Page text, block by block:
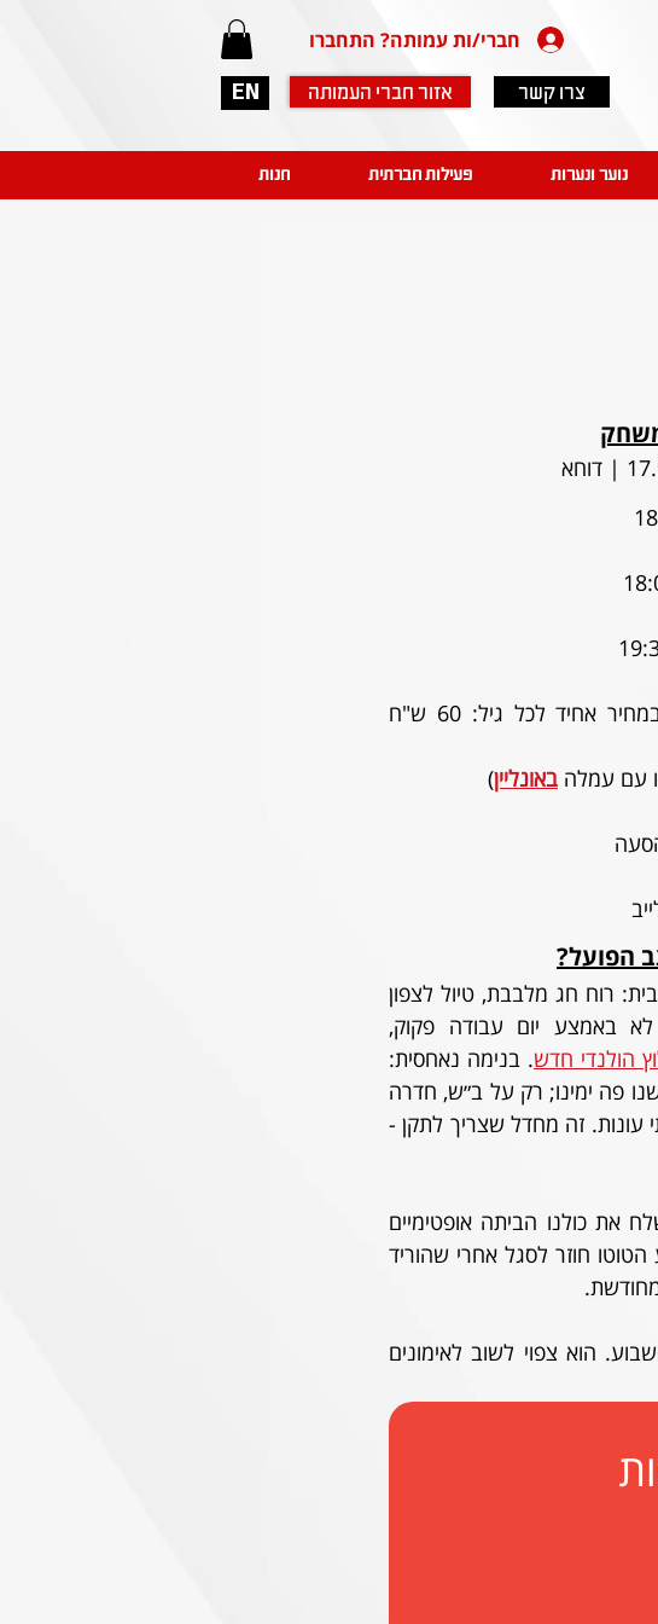
EN
חברי/ות עמותה? התחברו
אזור חברי העמותה צרו קשר
נוער ונערות פעילות חברתית חנות
עם עמלה באונליין)
הפועל?
הולנדי חדש